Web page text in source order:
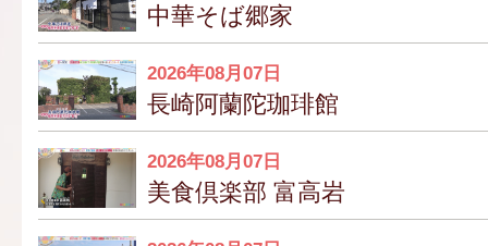
中華そば郷家
2026年08月07日
長崎阿蘭陀珈琲館
2026年08月07日
美食倶楽部 富高岩